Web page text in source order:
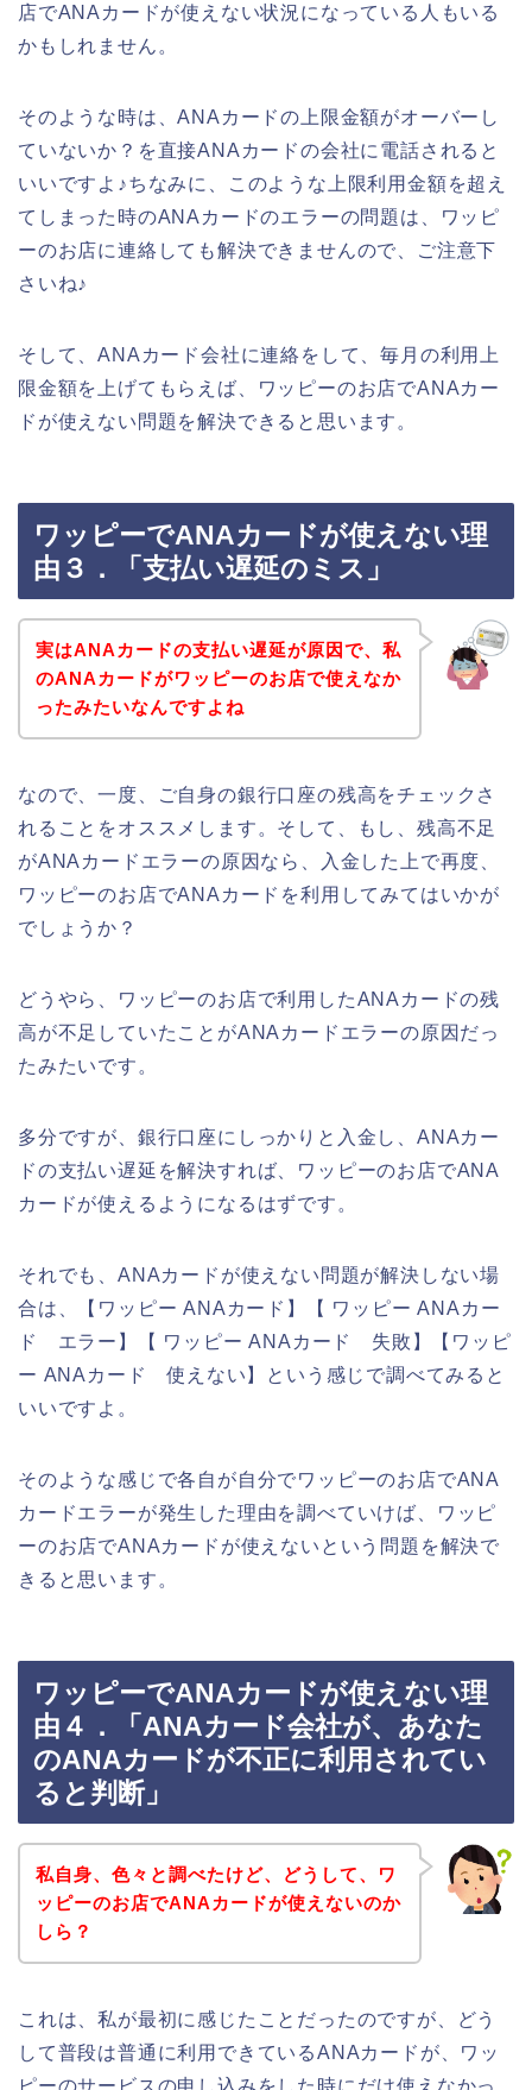
店でANAカードが使えない状況になっている人もいる
かもしれません。
そのような時は、ANAカードの上限金額がオーバーし
ていないか？を直接ANAカードの会社に電話されると
いいですよ♪ちなみに、このような上限利用金額を超え
てしまった時のANAカードのエラーの問題は、ワッピ
ーのお店に連絡しても解決できませんので、ご注意下
さいね♪
そして、ANAカード会社に連絡をして、毎月の利用上
限金額を上げてもらえば、ワッピーのお店でANAカー
ドが使えない問題を解決できると思います。
ワッピーでANAカードが使えない理
由３．「支払い遅延のミス」
実はANAカードの支払い遅延が原因で、私
のANAカードがワッピーのお店で使えなか
ったみたいなんですよね
なので、一度、ご自身の銀行口座の残高をチェックさ
れることをオススメします。そして、もし、残高不足
がANAカードエラーの原因なら、入金した上で再度、
ワッピーのお店でANAカードを利用してみてはいかが
でしょうか？
どうやら、ワッピーのお店で利用したANAカードの残
高が不足していたことがANAカードエラーの原因だっ
たみたいです。
多分ですが、銀行口座にしっかりと入金し、ANAカー
ドの支払い遅延を解決すれば、ワッピーのお店でANA
カードが使えるようになるはずです。
それでも、ANAカードが使えない問題が解決しない場
合は、【ワッピー ANAカード】【 ワッピー ANAカー
ド エラー】【 ワッピー ANAカード 失敗】【ワッピ
ー ANAカード 使えない】という感じで調べてみると
いいですよ。
そのような感じで各自が自分でワッピーのお店でANA
カードエラーが発生した理由を調べていけば、ワッピ
ーのお店でANAカードが使えないという問題を解決で
きると思います。
ワッピーでANAカードが使えない理
由４．「ANAカード会社が、あなた
のANAカードが不正に利用されてい
ると判断」
私自身、色々と調べたけど、どうして、ワ
ッピーのお店でANAカードが使えないのか
しら？
これは、私が最初に感じたことだったのですが、どう
して普段は普通に利用できているANAカードが、ワッ
ピーのサービスの申し込みをした時にだけ使えなかっ